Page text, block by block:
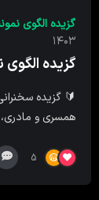
گزیده الگوی
۱۴۰۳
گزیده
🔰 گزیده
همسری و مادری،
5